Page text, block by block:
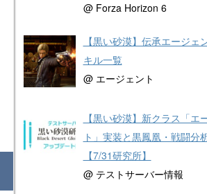
@ Forza Horizon 6
【黒い砂漠】伝承エージェ
キル一覧
@ エージェント
【黒い砂漠】新クラス「エ
ト」実装と黒鳳凰・戦闘分
【7/31研究所】
@ テストサーバー情報